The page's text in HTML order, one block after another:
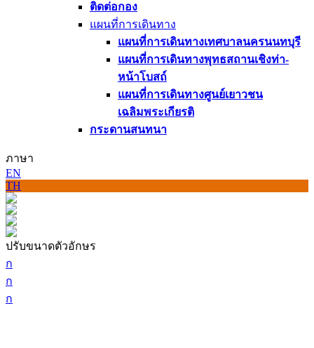
ติดต่อกอง
แผนที่การเดินทาง
แผนที่การเดินทางเทศบาลนครนนทบุรี
แผนที่การเดินทางพุทธสถานเชิงท่า-
หน้าโบสถ์
แผนที่การเดินทางศูนย์เยาวชน
เฉลิมพระเกียรติ
กระดานสนทนา
ภาษา
EN
TH
ปรับขนาดตัวอักษร
ก
ก
ก